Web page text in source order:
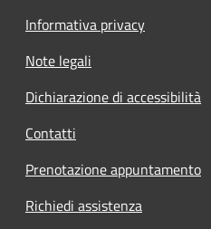
Informativa privacy
Note legali
Dichiarazione di accessibilità
Contatti
Prenotazione appuntamento
Richiedi assistenza